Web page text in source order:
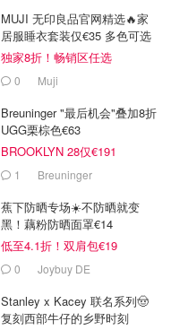
MUJI 无印良品官网精选🔥家
居服睡衣套装仅€35 多色可选
独家8折！畅销区任选
0 Muji
Breuninger "最后机会"叠加8折
UGG栗棕色€63
BROOKLYN 28仅€191
1 Breuninger
蕉下防晒专场☀️不防晒就变
黑！藕粉防晒面罩€14
低至4.1折！双肩包€19
0 Joybuy DE
Stanley x Kacey 联名系列🤠
复刻西部牛仔的乡野时刻